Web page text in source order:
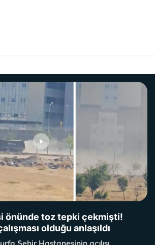
önünde toz tepki çekmişti!
olduğu anlaşıldı